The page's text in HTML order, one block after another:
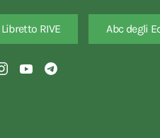
Libretto RIVE Abc degli